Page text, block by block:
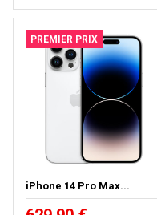
PREMIER PRIX
iPhone 14 Pro Max...